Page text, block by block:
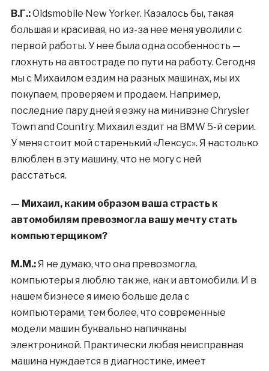
В.Г.:Oldsmobile New Yorker. Казалось бы, такая
большая и красивая, но из-за нее меня уволили с
первой работы. У нее была одна особенность —
глохнуть на автостраде по пути на работу. Сегодня
мы с Михаилом ездим на разных машинах, мы их
покупаем, проверяем и продаем. Например,
последние пару дней я езжу на минивэне Сhrysler
Town and Country. Михаил ездит на BMW 5-й серии.
У меня стоит мой старенький «Лексус». Я настолько
влюблен в эту машину, что не могу с ней
расстаться.
— Михаил, каким образом ваша страсть к
автомобилям превозмогла вашу мечту стать
компьютерщиком?
М.М.:Я не думаю, что она превозмогла,
компьютеры я люблю так же, как и автомобили. И в
нашем бизнесе я имею больше дела с
компьютерами, тем более, что современные
модели машин буквально напичканы
электроникой. Практически любая неисправная
машина нуждается в диагностике, имеет